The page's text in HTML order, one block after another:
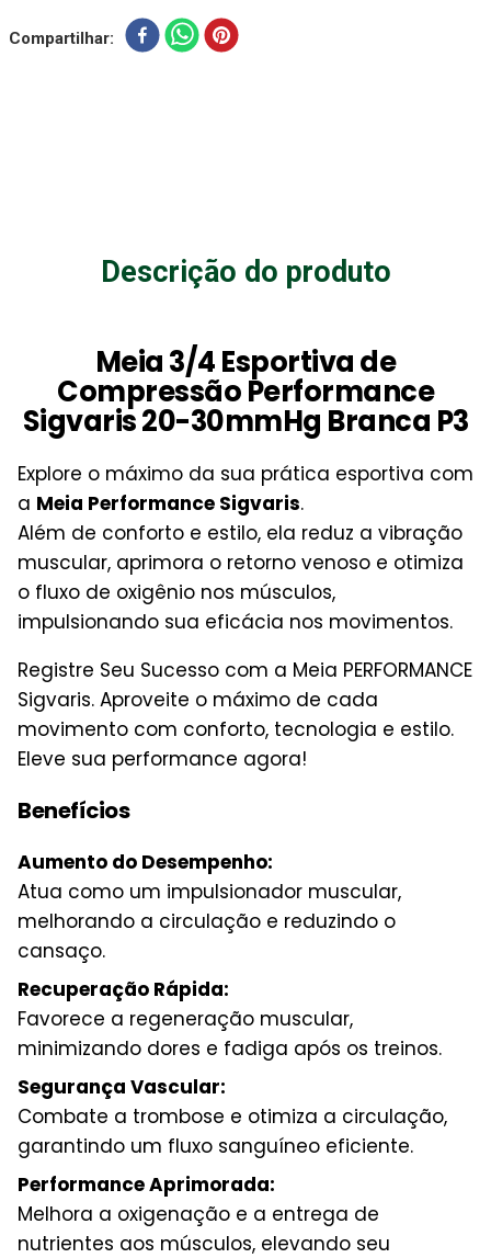
Compartilhar
Descrição do produto
Meia 3/4 Esportiva de
Compressão Performance
Sigvaris 20-30mmHg Branca P3
Explore o máximo da sua prática esportiva com
a Meia Performance Sigvaris.
Além de conforto e estilo, ela reduz a vibração
muscular, aprimora o retorno venoso e otimiza
o fluxo de oxigênio nos músculos,
impulsionando sua eficácia nos movimentos.
Registre Seu Sucesso com a Meia PERFORMANCE
Sigvaris. Aproveite o máximo de cada
movimento com conforto, tecnologia e estilo.
Eleve sua performance agora!
Benefícios
Aumento do Desempenho:
Atua como um impulsionador muscular,
melhorando a circulação e reduzindo o
cansaço.
Recuperação Rápida:
Favorece a regeneração muscular,
minimizando dores e fadiga após os treinos.
Segurança Vascular:
Combate a trombose e otimiza a circulação,
garantindo um fluxo sanguíneo eficiente.
Performance Aprimorada:
Melhora a oxigenação e a entrega de
nutrientes aos músculos, elevando seu